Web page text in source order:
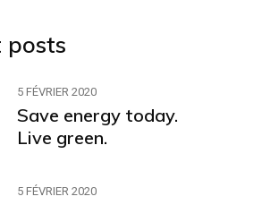
posts
5 FÉVRIER 2020
Save energy today.
Live green.
5 FÉVRIER 2020